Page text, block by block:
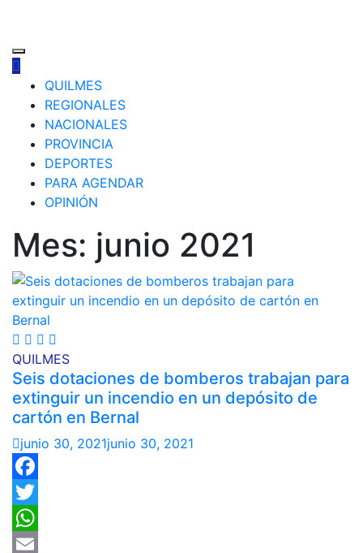
QUILMES
REGIONALES
NACIONALES
PROVINCIA
DEPORTES
PARA AGENDAR
OPINIÓN
Mes: junio 2021
QUILMES
Seis dotaciones de bomberos trabajan para
extinguir un incendio en un depósito de
cartón en Bernal
junio 30, 2021junio 30, 2021
Facebook
Twitter
WhatsApp